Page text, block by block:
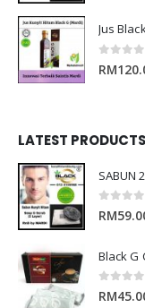
Jus
RM
LATEST PRODUCTS
0 out of
RM
Black G
0 out of
RM